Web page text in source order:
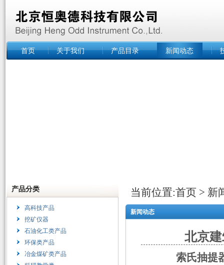
首页 关于我们 产品目录 新闻动态
产品分类
高科技产品
挖矿仪器
石油化工类产品
环保类产品
冶金煤矿类产品
当前位置:首页 > 新
新闻动态
北京
索氏抽提